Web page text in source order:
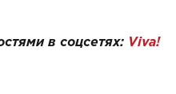
в соцсетях: Viva!